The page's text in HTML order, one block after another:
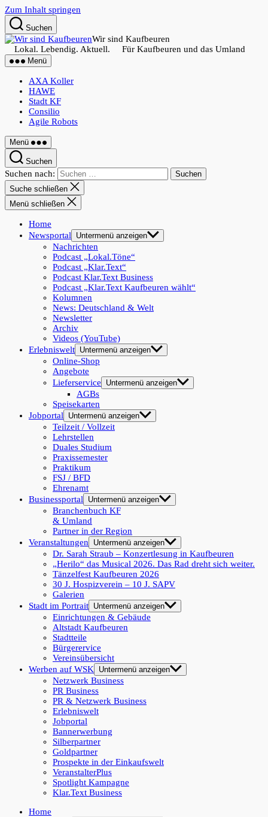
Zum Inhalt springen
Suchen
Wir sind Kaufbeuren
Lokal. Lebendig. Aktuell. Für Kaufbeuren und das Umland
Menü
AXA Koller
HAWE
Stadt KF
Consilio
Agile Robots
Menü
Suchen
Suchen nach:
Suche schließen
Menü schließen
Home
Newsportal
Untermenü anzeigen
Nachrichten
Podcast „Lokal.Töne“
Podcast „Klar.Text“
Podcast Klar.Text Business
Podcast „Klar.Text Kaufbeuren wählt“
Kolumnen
News: Deutschland & Welt
Newsletter
Archiv
Videos (YouTube)
Erlebniswelt Untermenü anzeigen
Online-Shop
Angebote
Lieferservice
Untermenü anzeigen
AGBs
Speisekarten
Jobportal
Untermenü anzeigen
Teilzeit / Vollzeit
Lehrstellen
Duales Studium
Praxissemester
Praktikum
FSJ / BFD
Ehrenamt
Businessportal
Untermenü anzeigen
Branchenbuch KF
& Umland
Partner in der Region
Veranstaltungen
Untermenü anzeigen
Dr. Sarah Straub – Konzertlesung in Kaufbeuren
„Herilo“ das Musical 2026. Das Rad dreht sich weiter.
Tänzelfest Kaufbeuren 2026
30 J. Hospizverein – 10 J. SAPV
Galerien
Stadt im Portrait Untermenü anzeigen
Einrichtungen & Gebäude
Altstadt Kaufbeuren
Stadtteile
Bürgerervice
Vereinsübersicht
Werben auf WSK
Untermenü anzeigen
Netzwerk Business
PR Business
PR & Netzwerk Business
Erlebniswelt
Jobportal
Bannerwerbung
Silberpartner
Goldpartner
Prospekte in der Einkaufswelt
VeranstalterPlus
Spotlight Kampagne
Klar.Text Business
Home